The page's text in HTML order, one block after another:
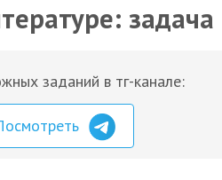
заданий в тг-канале: